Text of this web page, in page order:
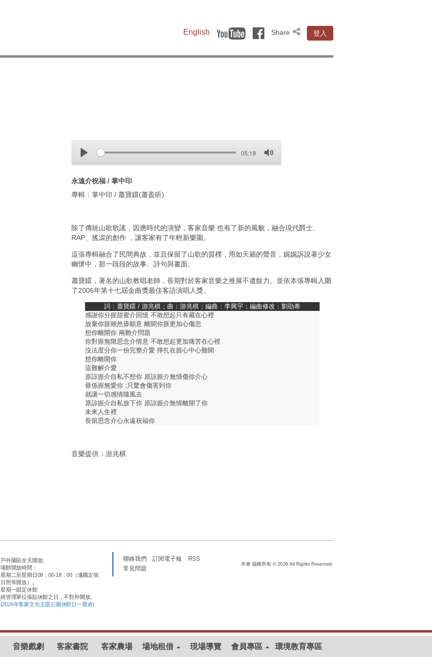
English Share 登入
放
播
進
時
05:18
音
永遠介祝福 / 掌中印
專輯：掌中印 / 蕭寶鐶(蕭盈听)
除了傳統山歌歌謠，因應時代的演變，客家音樂 也有了新的風貌，融合現代爵士、
RAP、搖滾的創作 ，讓客家有了年輕新樂園。
這張專輯融合了民間典故，並且保留了山歌的質樸，用如天籟的聲音，娓娓訴說著少女
幽懷中，那一段段的故事、詩句與畫面。
蕭寶鐶，著名的山歌教唱老師，長期對於客家音樂之推展不遺餘力。並依本張專輯入圍
了2006年第十七屆金曲獎最佳客語演唱人獎。
詞：蕭寶鐶 / 游兆棋；曲：游兆棋；編曲：李興宇；編曲修改：劉劭希
感謝你分捱甜蜜介回憶 不敢想起只有藏在心裡
放棄你捱雖然毋願意 離開你捱更加心傷悲
想你離開你 兩難介問題
你對捱無限思念介情意 不敢想起更加痛苦在心裡
沒法度分你一份完整介愛 掙扎在捱心中心難開
想你離開你
這難解介愛
原諒捱介自私不想你 原諒捱介無情傷你介心
毋係捱無愛你 ;只驚會傷害到你
就讓一切感情隨風去
原諒捱介自私放下你 原諒捱介無情離開了你
未來人生裡
長留思念介心永遠祝福你
音樂提供：游兆棋
戶外園區全天開放。
場館開放時間：
星期二至星期日09：00-18：00（逢國定假
日照常開放）。
星期一固定休館
經管理單位張貼休館之日，不對外開放。
(2026年客家文化主題公園休館日一覽表)
聯絡我們 訂閱電子報
RSS
常見問題
本會 版權所有 © 2026 All Rights Reserved.
音樂戲劇 客家書院 客家農場 場地租借 現場導覽 會員專區 環境教育專區